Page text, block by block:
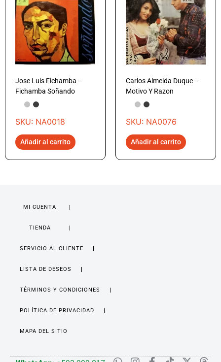
Jose Luis Fichamba –
Fichamba Soñando
SKU: NA0018
Añadir al carrito
Carlos Almeida Duque –
Motivo Y Razon
SKU: NA0076
Añadir al carrito
MI CUENTA
TIENDA
SERVICIO AL CLIENTE
LISTA DE DESEOS
TÉRMINOS Y CONDICIONES
POLÍTICA DE PRIVACIDAD
MAPA DEL SITIO